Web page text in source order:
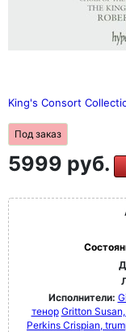
King's Consort
Под заказ
5999 руб.
Исполнители:
тенор Gritton
Perkins Crispian,